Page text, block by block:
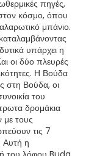
πηγές,
κόσμο, όπου
μπάνιο.
υπάρχει η
οι δύο πλευρές
Η Βούδα
στη Βούδα, οι
του
δρομάκια
τους
τις 7
Αυτή η